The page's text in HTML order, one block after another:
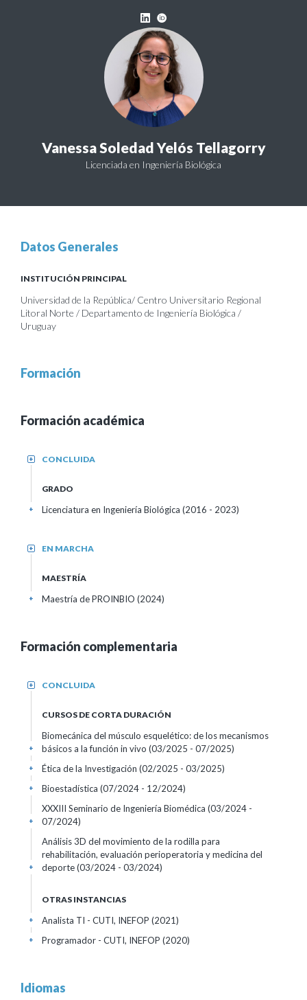
Vanessa Soledad Yelós Tellagorry
Licenciada en Ingeniería Biológica
Datos Generales
INSTITUCIÓN PRINCIPAL
Universidad de la República/ Centro Universitario Regional
Litoral Norte / Departamento de Ingeniería Biológica /
Uruguay
Formación
Formación académica
CONCLUIDA
+
GRADO
Licenciatura en Ingeniería Biológica (2016 - 2023)
+
EN MARCHA
+
MAESTRÍA
Maestría de PROINBIO (2024)
+
Formación complementaria
CONCLUIDA
+
CURSOS DE CORTA DURACIÓN
Biomecánica del músculo esquelético: de los mecanismos
básicos a la función in vivo (03/2025 - 07/2025)
+
Ética de la Investigación (02/2025 - 03/2025)
+
Bioestadística (07/2024 - 12/2024)
+
XXXIII Seminario de Ingeniería Biomédica (03/2024 -
07/2024)
+
Análisis 3D del movimiento de la rodilla para
rehabilitación, evaluación perioperatoria y medicina del
deporte(03/2024 - 03/2024)
+
OTRAS INSTANCIAS
Analista TI - CUTI, INEFOP (2021)
+
Programador - CUTI, INEFOP (2020)
+
Idiomas